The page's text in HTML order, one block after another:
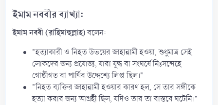
ইমাম নববীর ব্যাখ্যা:​
ইমাম নববী (রাহিমাহুল্লাহ)বলেন:
"হত্যাকারী ও নিহত উভয়ের জাহান্নামী হওয়া, শুধুমাত্র সেই
লোকদের জন্য প্রযোজ্য, যারা যুদ্ধ বা সংঘর্ষে নিঃসন্দেহে
গোষ্ঠীগত বা পার্থিব উদ্দেশ্যে লিপ্ত ছিল।"
"নিহত ব্যক্তির জাহান্নামী হওয়ার কারণ হল, সে তার সঙ্গীকে
হত্যা করার জন্য আগ্রহী ছিল, যদিও তার তা বাস্তবে ঘটেনি।"